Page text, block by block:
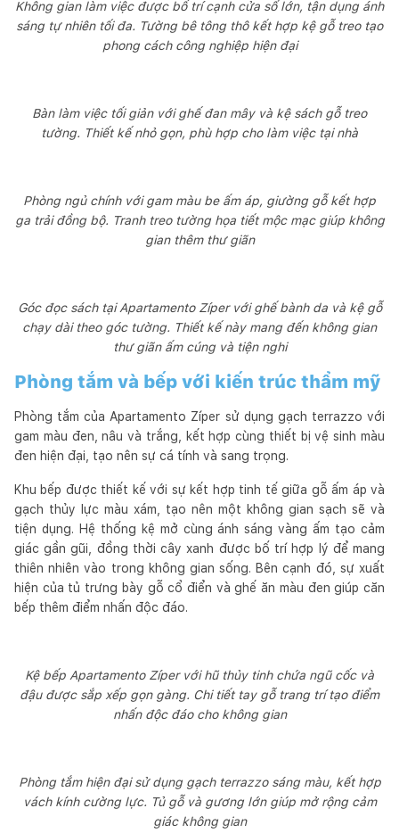
Không gian làm việc được bố trí cạnh cửa sổ lớn, tận dụng ánh
sáng tự nhiên tối đa. Tường bê tông thô kết hợp kệ gỗ treo tạo
phong cách công nghiệp hiện đại
Bàn làm việc tối giản với ghế đan mây và kệ sách gỗ treo
tường. Thiết kế nhỏ gọn, phù hợp cho làm việc tại nhà
Phòng ngủ chính với gam màu be ấm áp, giường gỗ kết hợp
ga trải đồng bộ. Tranh treo tường họa tiết mộc mạc giúp không
gian thêm thư giãn
Góc đọc sách tại Apartamento Zíper với ghế bành da và kệ gỗ
chạy dài theo góc tường. Thiết kế này mang đến không gian
thư giãn ấm cúng và tiện nghi
Phòng tắm và bếp với kiến trúc thẩm mỹ
Phòng tắm của Apartamento Zíper sử dụng gạch terrazzo với
gam màu đen, nâu và trắng, kết hợp cùng thiết bị vệ sinh màu
đen hiện đại, tạo nên sự cá tính và sang trọng.
Khu bếp được thiết kế với sự kết hợp tinh tế giữa gỗ ấm áp và
gạch thủy lực màu xám, tạo nên một không gian sạch sẽ và
tiện dụng. Hệ thống kệ mở cùng ánh sáng vàng ấm tạo cảm
giác gần gũi, đồng thời cây xanh được bố trí hợp lý để mang
thiên nhiên vào trong không gian sống. Bên cạnh đó, sự xuất
hiện của tủ trưng bày gỗ cổ điển và ghế ăn màu đen giúp căn
bếp thêm điểm nhấn độc đáo.
Kệ bếp Apartamento Zíper với hũ thủy tinh chứa ngũ cốc và
đậu được sắp xếp gọn gàng. Chi tiết tay gỗ trang trí tạo điểm
nhấn độc đáo cho không gian
Phòng tắm hiện đại sử dụng gạch terrazzo sáng màu, kết hợp
vách kính cường lực. Tủ gỗ và gương lớn giúp mở rộng cảm
giác không gian